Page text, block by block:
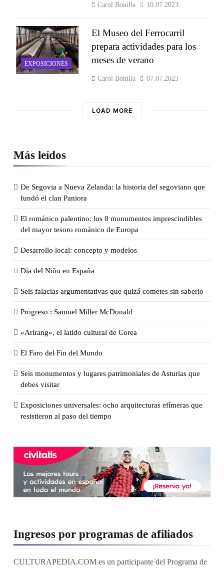
Más leídos
De Segovia a Nueva Zelanda: la historia del segoviano que
fundó el clan Paniora
El románico palentino: los 8 monumentos imprescindibles
del mayor tesoro románico de Europa
Desarrollo local: concepto y modelos
Día del Niño en España
Seis falacias argumentativas que quizá cometes sin saberlo
Progreso : Samuel Miller McDonald
«Arirang», el latido cultural de Corea
El Faro del Fin del Mundo
Seis monumentos y lugares patrimoniales de Asturias que
debes visitar
Exposiciones universales: ocho arquitecturas efímeras que
resistieron al paso del tiempo
Carol Bonilla 10.07.2023
EXPOSICIONES
El Museo del Ferrocarril
prepara actividades para los
meses de verano
Carol Bonilla 07.07.2023
LOAD MORE
Ingresos por programas de afiliados
CULTURAPEDIA.COM es un participante del Programa de